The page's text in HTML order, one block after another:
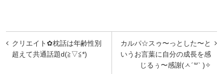
投
稿
‪カルパ☆スゥ〜っとした〜と
いうお言葉に自分の成長を感
じるぅ〜感謝(ㅅ´꒳` )✧
クリエイト✿枕話は年齢性別
超えて共通話題d(≧▽≦*)